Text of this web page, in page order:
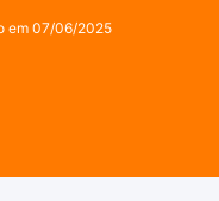
em07/06/2025